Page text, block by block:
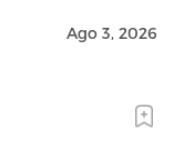
Ago 3, 2026